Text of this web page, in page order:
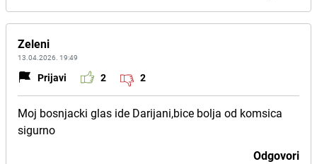
Zeleni
13.04.2026. 19:49
Prijavi 2 2
Moj bosnjacki glas ide Darijani,bice bolja od komsica
sigurno
Odgovori